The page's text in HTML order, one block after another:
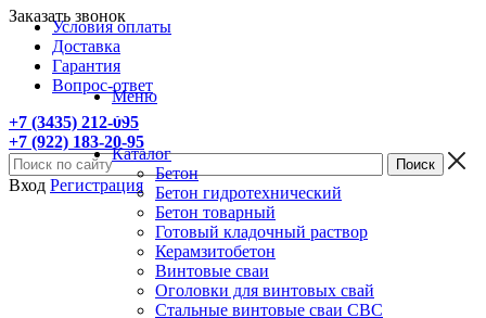
Условия оплаты
Доставка
Гарантия
Вопрос-ответ
+7 (3435) 212-095
+7 (922) 183-20-95
Заказать звонок
Вход Регистрация
Меню
Каталог
Бетон
Бетон гидротехнический
Бетон товарный
Готовый кладочный раствор
Керамзитобетон
Винтовые сваи
Оголовки для винтовых свай
Стальные винтовые сваи СВС